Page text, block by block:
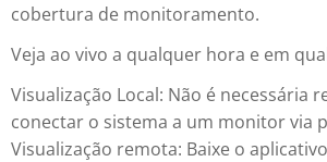
cobertura de monitoramento.
Veja ao vivo a qualquer hora e em
Visualização Local: Não é necessária
conectar o sistema a um monitor via
Visualização remota: Baixe o